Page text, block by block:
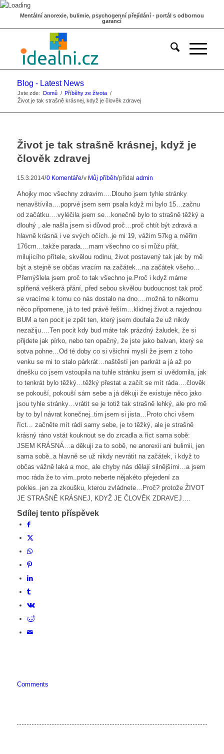
Mentální anorexie, bulimie, psychogenní přejídání - portál s odbornou
garancí
Blog - Latest News
Jste zde: Domů / Příběhy ze života /
Život je tak strašně krásnej, když je člověk zdravej
Život je tak strašně krásnej, když je
člověk zdravej
15.3.2014/0 Komentáře/v Můj příběh/přidal admin
Ahojky moc všechny zdravim….Dlouho jsem tyhle stránky
nenavštívila….poprvé jsem sem psala když mi bylo 15…začnu
od začátku….vyléčila jsem se…konečně bylo to strašně těžký a
dlouhý , ale našla jsem si důvod proč…proč chtít být zdravá a
hlavně krásná i ve svých očích..je mi 19, vážim 57kg a měřim
176cm…takže parada….mam všechno co si můžu přát,
milujícího přítele, skvělou rodinu, život postavený tak jak by mě
být a stejně se občas vracím na začátek…na začátek všeho…
Přemýšlela jsem proč to tak všechno je.Proč i když máme
splňená veškerá přání, před sebou skvělou budoucnost tak proč
se vracíme k tomu co nás dostalo na dno….možná to někomu
něco připomene, já to ted právě řeším…klidnej život a najednou
BUM a ten pocit je zpět ten, který jsem doufala že už nikdy
nezažiju….Ten pocit kdy bud máte tak prázdný žaludek, že si
přijdete jak pírko, nebo ten opačný, že jste jako balvan, který se
sotva pohne…Od té doby co si všichni myslí že jsem z toho
venku se mi to stalo párkrát…naštěstí jen parkrát a já až po
dnešku co jsem vstoupila na tuhle stránku jsem si uvědomila, jak
to tenkrát bylo těžký…těžký přestat a začít se mít ráda….člověk
se pokouší, pokouší sám sebe a já děkuji že existuje něco jako
jsou tyhle stránky…vrátit se je totiž tak strašně lehký, ale pro mě
by to byl návrat konečnej..tim jsem si jista…Proto chci všem
říct… začněte mít rádi samy sebe, je to těžký, ale je strašně
krásný ráno vstát kouknout se do zrcadla a říct sama sobě:
JSEM KRÁSNÁ…a děkuji za to sobě, ne anorexii ani bulimii, jen
sama sobě..a hlavně se už nikdy nevrátit na začátek, i když to
občas vážně laká a moc, ale chyby nás dělají silnějšími…a jsem
moc ráda že to vim..proto neberte nějakéto přejedení za
pokles..jen za zkoušku, kterou zvládnete…Proč? protože ŽIVOT
JE STRAŠNĚ KRÁSNEJ, KDYŽ JE ČLOVĚK ZDRAVEJ….
Sdílej tento příspěvek
Comments